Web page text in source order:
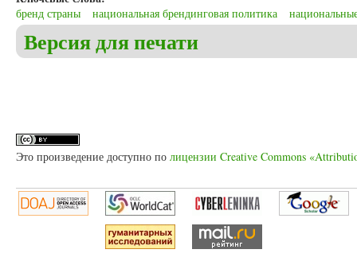
бренд страны национальная брендинговая политика
Версия для печати
Это произведение доступно по лицензии Creative Commons